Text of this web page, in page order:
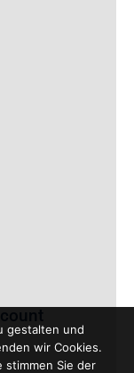
gestalten und
wir Cookies.
stimmen Sie der